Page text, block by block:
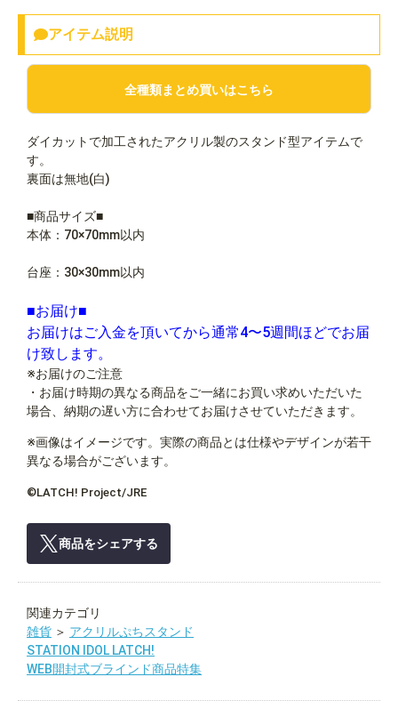
アイテム説明
全種類まとめ買いはこちら
ダイカットで加工されたアクリル製のスタンド型アイテムで
す。
裏面は無地(白)
■商品サイズ■
本体：70×70mm以内
台座：30×30mm以内
■お届け■
お届けはご入金を頂いてから通常4〜5週間ほどでお届
け致します。
※お届けのご注意
・お届け時期の異なる商品をご一緒にお買い求めいただいた
場合、納期の遅い方に合わせてお届けさせていただきます。
※画像はイメージです。実際の商品とは仕様やデザインが若干
異なる場合がございます。
©LATCH! Project/JRE
商品をシェアする
関連カテゴリ
雑貨 ＞ アクリルぷちスタンド
STATION IDOL LATCH!
WEB開封式ブラインド商品特集